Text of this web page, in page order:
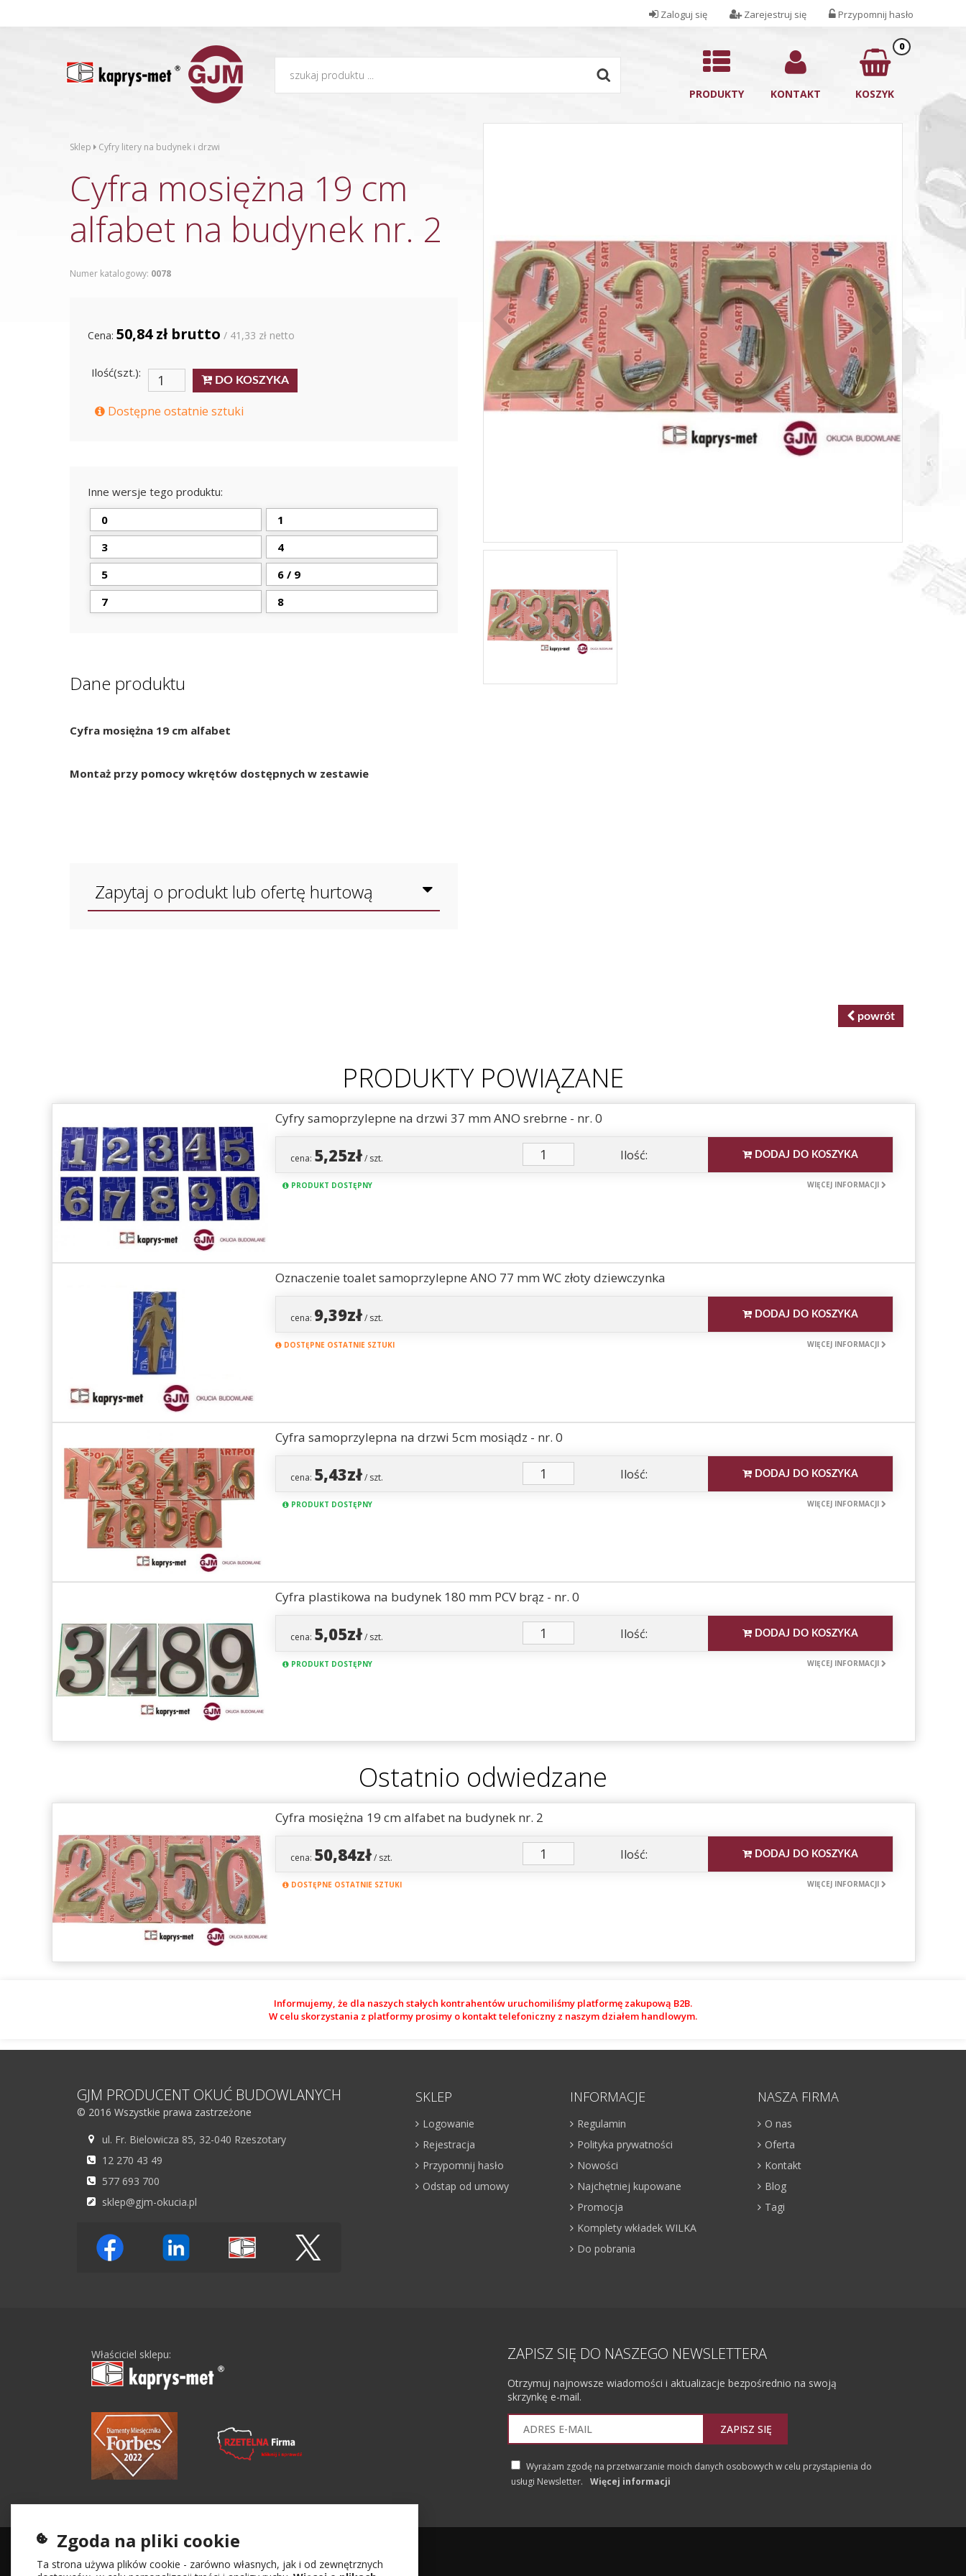
Przypomnij hasło
Zarejestruj się
Zaloguj się
PRODUKTY KONTAKT
0
KOSZYK
Sklep Cyfry litery na budynek i drzwi
Cyfra mosiężna 19 cm
alfabet na budynek nr. 2
Numer katalogowy: 0078
Cena: 50,84 zł brutto / 41,33 zł netto
Ilość(szt.):
DO KOSZYKA
Dostępne ostatnie sztuki
Inne wersje tego produktu:
0
1
3
4
5
6 / 9
7
8
Dane produktu
Cyfra mosiężna 19 cm alfabet
Montaż przy pomocy wkrętów dostępnych w zestawie
Zapytaj o produkt lub ofertę hurtową
powrót
PRODUKTY POWIĄZANE
Cyfry samoprzylepne na drzwi 37 mm ANO srebrne - nr. 0
cena: 5,25zł/ szt. Ilość: DODAJ DO KOSZYKA
PRODUKT DOSTĘPNY WIĘCEJ INFORMACJI
Oznaczenie toalet samoprzylepne ANO 77 mm WC złoty dziewczynka
cena: 9,39zł/ szt. DODAJ DO KOSZYKA
DOSTĘPNE OSTATNIE SZTUKI WIĘCEJ INFORMACJI
Cyfra samoprzylepna na drzwi 5cm mosiądz - nr. 0
cena: 5,43zł/ szt. Ilość: DODAJ DO KOSZYKA
PRODUKT DOSTĘPNY WIĘCEJ INFORMACJI
Cyfra plastikowa na budynek 180 mm PCV brąz - nr. 0
cena: 5,05zł/ szt. Ilość: DODAJ DO KOSZYKA
PRODUKT DOSTĘPNY WIĘCEJ INFORMACJI
Ostatnio odwiedzane
Cyfra mosiężna 19 cm alfabet na budynek nr. 2
cena: 50,84zł/ szt. Ilość: DODAJ DO KOSZYKA
DOSTĘPNE OSTATNIE SZTUKI WIĘCEJ INFORMACJI
Informujemy, że dla naszych stałych kontrahentów uruchomiliśmy platformę zakupową B2B.
W celu skorzystania z platformy prosimy o kontakt telefoniczny z naszym działem handlowym.
GJM PRODUCENT OKUĆ BUDOWLANYCH
© 2016 Wszystkie prawa zastrzeżone
ul. Fr. Bielowicza 85, 32-040 Rzeszotary
12 270 43 49
577 693 700
sklep@gjm-okucia.pl
SKLEP
Logowanie
Rejestracja
Przypomnij hasło
Odstap od umowy
INFORMACJE
Regulamin
Polityka prywatności
Nowości
Najchętniej kupowane
Promocja
Komplety wkładek WILKA
Do pobrania
NASZA FIRMA
O nas
Oferta
Kontakt
Blog
Tagi
Właściciel sklepu: ZAPISZ SIĘ DO NASZEGO NEWSLETTERA
Otrzymuj najnowsze wiadomości i aktualizacje bezpośrednio na swoją
skrzynkę e-mail.
ZAPISZ SIĘ
Wyrażam zgodę na przetwarzanie moich danych osobowych w celu przystąpienia do
usługi Newsletter.
Więcej informacji
Zgoda na pliki cookie
Ta strona używa plików cookie - zarówno własnych, jak i od zewnętrznych